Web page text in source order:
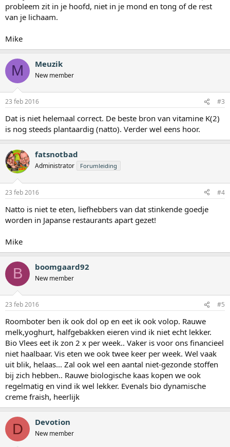
probleem zit in je hoofd, niet in je mond en tong of de rest
van je lichaam.
Mike
M Meuzik
New member
23 feb 2016 #3
Dat is niet helemaal correct. De beste bron van vitamine K(2)
is nog steeds plantaardig (natto). Verder wel eens hoor.
fatsnotbad
Administrator Forumleiding
23 feb 2016 #4
Natto is niet te eten, liefhebbers van dat stinkende goedje
worden in Japanse restaurants apart gezet!
Mike
B boomgaard92
New member
23 feb 2016 #5
Roomboter ben ik ook dol op en eet ik ook volop. Rauwe
melk,yoghurt, halfgebakken eieren vind ik niet echt lekker.
Bio Vlees eet ik zon 2 x per week.. Vaker is voor ons financieel
niet haalbaar. Vis eten we ook twee keer per week. Wel vaak
uit blik, helaas... Zal ook wel een aantal niet-gezonde stoffen
bij zich hebben.. Rauwe biologische kaas kopen we ook
regelmatig en vind ik wel lekker. Evenals bio dynamische
creme fraish, heerlijk
D Devotion
New member